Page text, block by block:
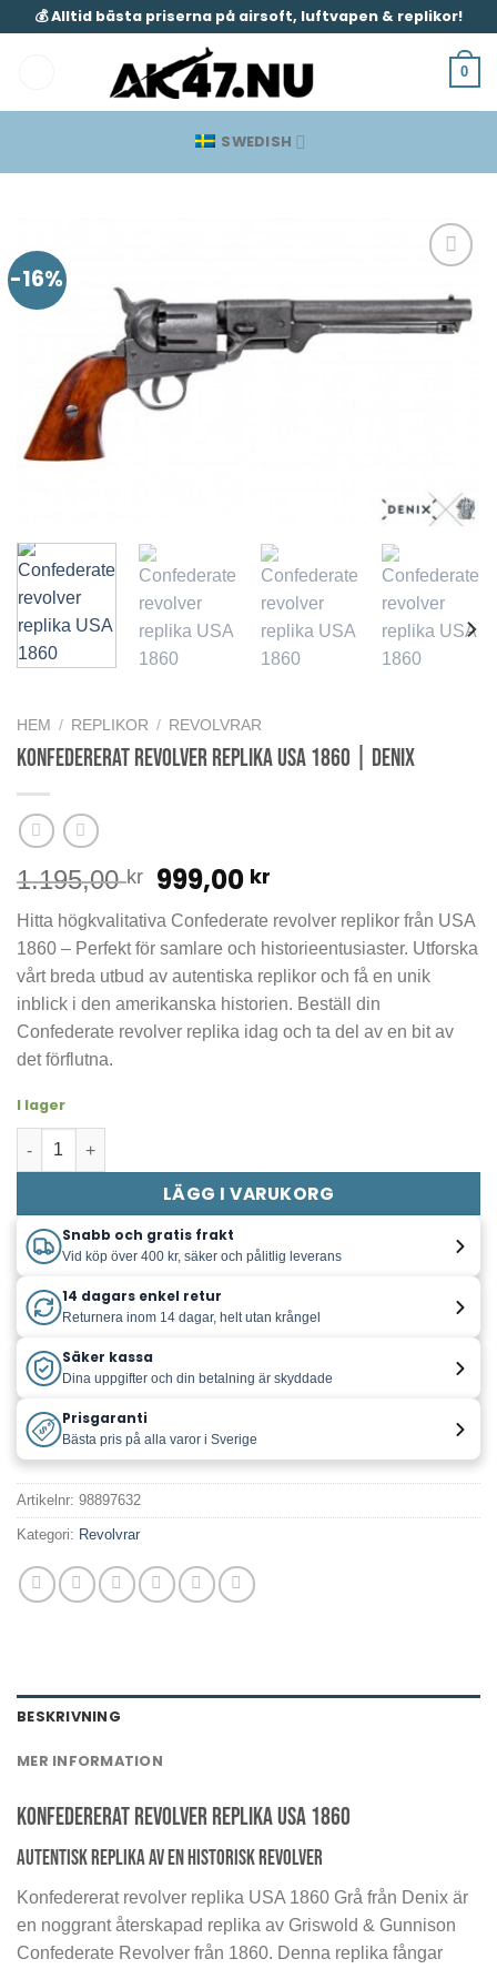
💰 Alltid bästa priserna på airsoft, luftvapen & replikor!
0
SWEDISH
-16%
HEM / REPLIKOR / REVOLVRAR
Konfedererat revolver replika USA 1860 | Denix
1.195,00kr Det
ursprungliga
priset
var:
1.195,00 kr.
999,00 kr
nuvarande
priset
är:
999,00 kr.
Hitta högkvalitativa Confederate revolver replikor från USA
1860 – Perfekt för samlare och historieentusiaster. Utforska
vårt breda utbud av autentiska replikor och få en unik
inblick i den amerikanska historien. Beställ din
Confederate revolver replika idag och ta del av en bit av
det förflutna.
I lager
Confederate revolver replika USA 1860 mängd
LÄGG I VARUKORG
Snabb och gratis frakt
Vid köp över 400 kr, säker och pålitlig leverans
14 dagars enkel retur
Returnera inom 14 dagar, helt utan krångel
Säker kassa
Dina uppgifter och din betalning är skyddade
Prisgaranti
Bästa pris på alla varor i Sverige
Artikelnr: 98897632
Kategori: Revolvrar
BESKRIVNING
MER INFORMATION
Konfedererat revolver replika USA 1860
Autentisk replika av en historisk revolver
Konfedererat revolver replika USA 1860 Grå från Denix är
en noggrant återskapad replika av Griswold & Gunnison
Confederate Revolver från 1860. Denna replika fångar